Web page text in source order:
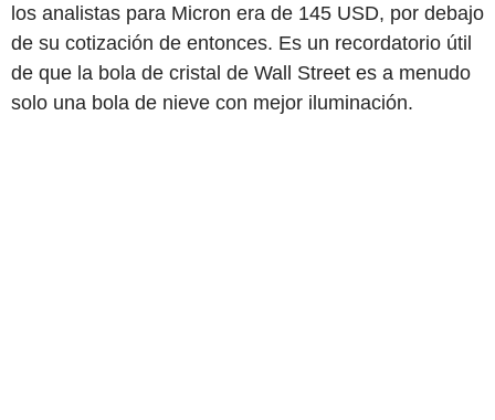
los analistas para Micron era de 145 USD, por debajo
de su cotización de entonces. Es un recordatorio útil
de que la bola de cristal de Wall Street es a menudo
solo una bola de nieve con mejor iluminación.